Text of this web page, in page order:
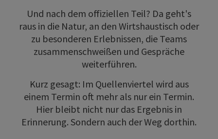
Und nach dem offiziellen Teil? Da geht's
raus in die Natur, an den Wirtshaustisch oder
zu besonderen Erlebnissen, die Teams
zusammenschweißen und Gespräche
weiterführen.
Kurz gesagt: Im Quellenviertel wird aus
einem Termin oft mehr als nur ein Termin.
Hier bleibt nicht nur das Ergebnis in
Erinnerung. Sondern auch der Weg dorthin.